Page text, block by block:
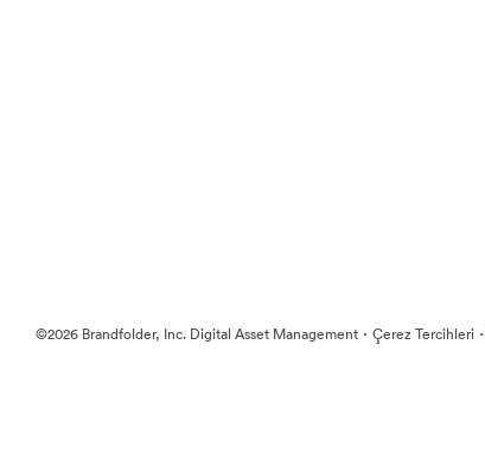
©2026 Brandfolder, Inc. Digital Asset Management · Çerez Tercihleri ·